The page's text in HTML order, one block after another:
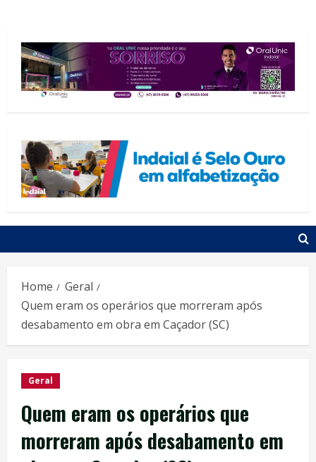
Home
Geral
Quem eram os operários que morreram após
desabamento em obra em Caçador (SC)
Geral
Quem eram os operários que
morreram após desabamento em